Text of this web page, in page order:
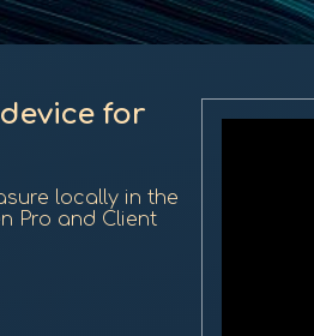
for
locally in the
Pro and Client